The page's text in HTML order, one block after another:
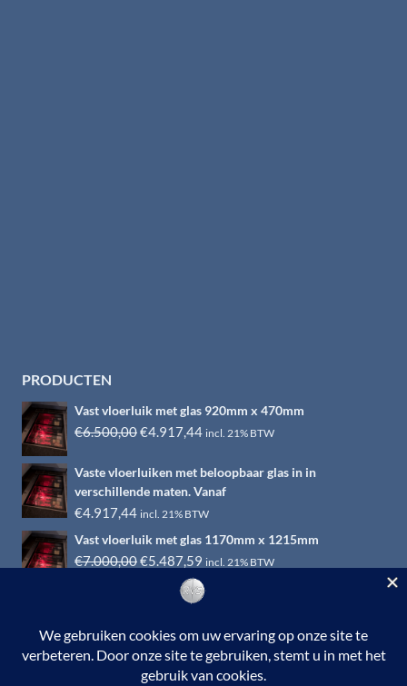
PRODUCTEN
Vast vloerluik met glas 920mm x 470mm
€6.500,00Oorspronkelijke
was:
€6.500,00.
€4.917,44Huidige
is:
€4.917,44.
incl. 21% BTW
Vaste vloerluiken met beloopbaar glas in in
verschillende maten. Vanaf
€4.917,44 incl. 21% BTW
Vast vloerluik met glas 1170mm x 1215mm
€7.000,00Oorspronkelijke
€5.487,59 Huidige
prijs
is:
incl. 21% BTW
© 2026 RVS-woonwinkel.nl is een onderdeel van HTI-RVS |